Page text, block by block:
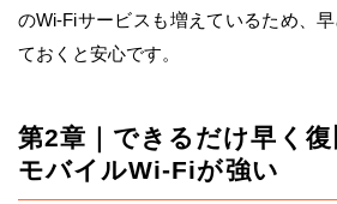
のWi-Fiサービスも増えているため、
ておくと安心です。
第2章｜できるだけ早く
モバイルWi-Fiが強い